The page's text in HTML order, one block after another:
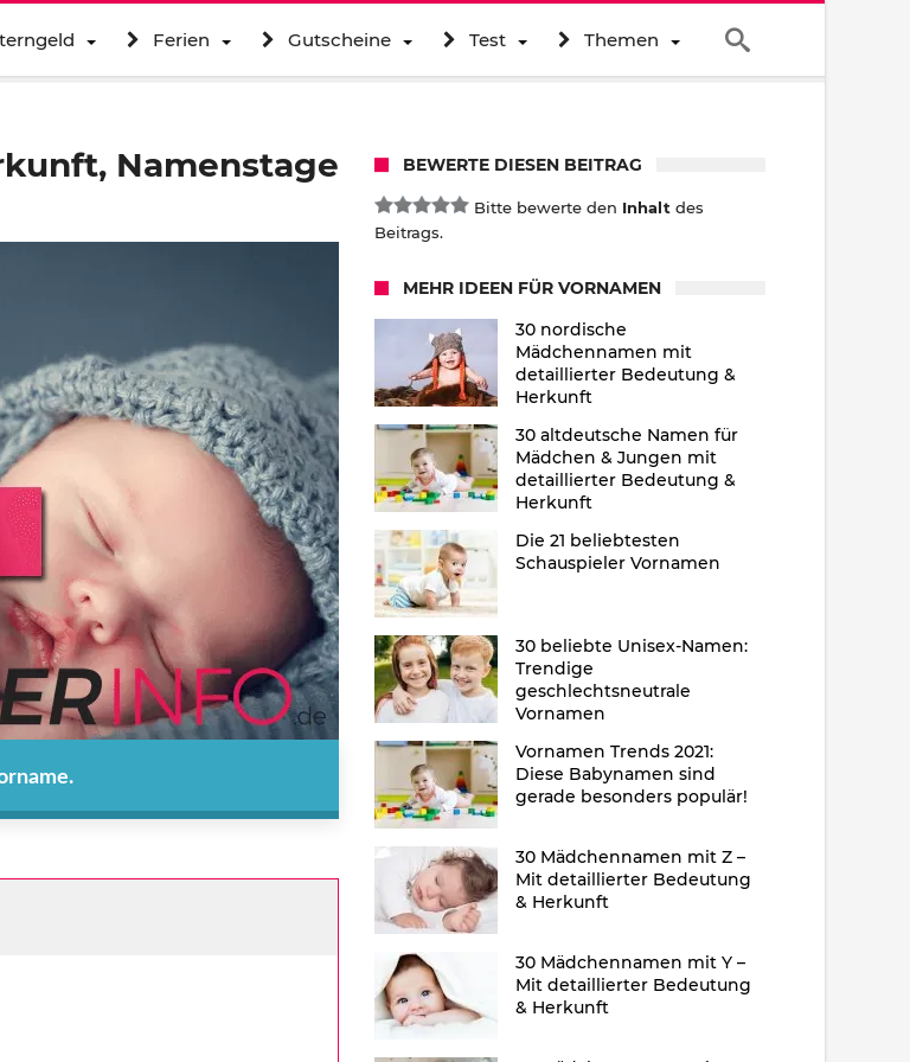
Ferien Gutscheine Test Themen
Namenstage
BEWERTE DIESEN BEITRAG
Bitte bewerte den Inhalt des
Beitrags.
MEHR IDEEN FÜR VORNAMEN
30 nordische
Mädchennamen mit
detaillierter Bedeutung &
Herkunft
30 altdeutsche Namen für
Mädchen & Jungen mit
detaillierter Bedeutung &
Herkunft
Die 21 beliebtesten
Schauspieler Vornamen
30 beliebte Unisex-Namen:
Trendige
geschlechtsneutrale
Vornamen
Vornamen Trends 2021:
Diese Babynamen sind
gerade besonders populär!
30 Mädchennamen mit Z –
Mit detaillierter Bedeutung
& Herkunft
30 Mädchennamen mit Y –
Mit detaillierter Bedeutung
& Herkunft